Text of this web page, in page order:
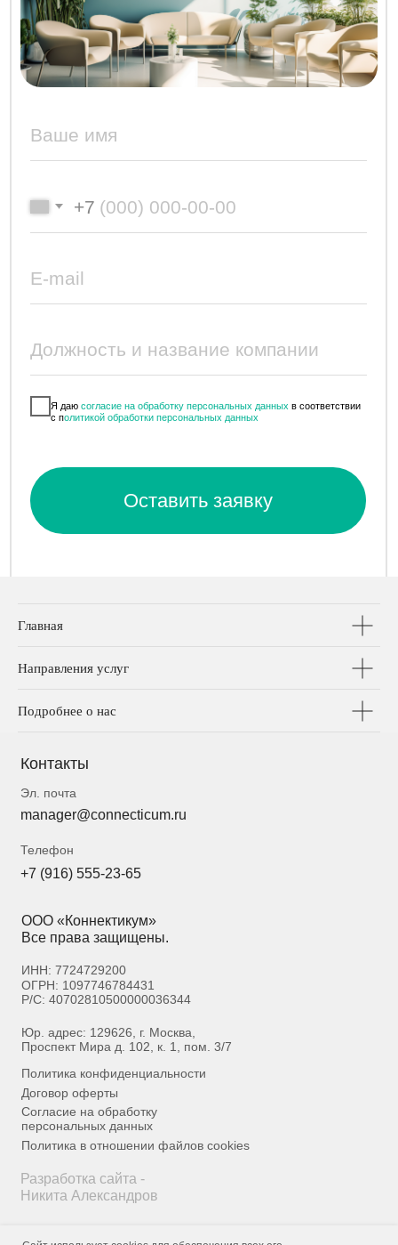
Главная
Направления услуг
Подробнее о нас